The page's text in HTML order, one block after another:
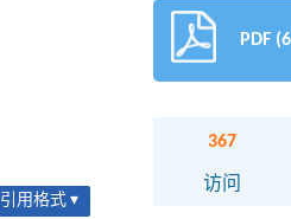
引用格式 ▾
PDF
367
访问